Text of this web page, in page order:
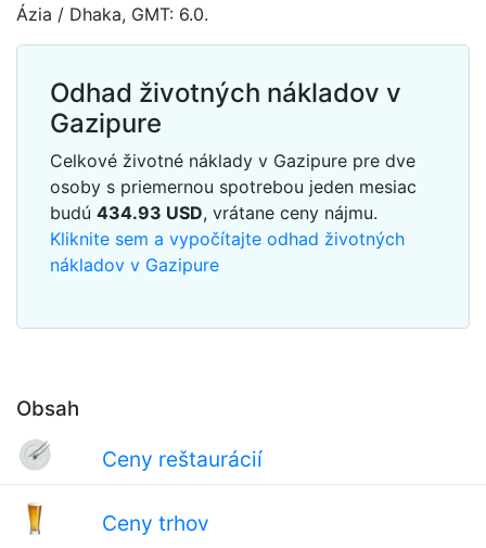
Obsah
Ceny reštaurácií
Ceny trhov
Ázia / Dhaka, GMT: 6.0.
Odhad životných nákladov v
Gazipure
Celkové životné náklady v Gazipure pre dve
osoby s priemernou spotrebou jeden mesiac
budú 434.93 USD, vrátane ceny nájmu.
Kliknite sem a vypočítajte odhad životných
nákladov v Gazipure